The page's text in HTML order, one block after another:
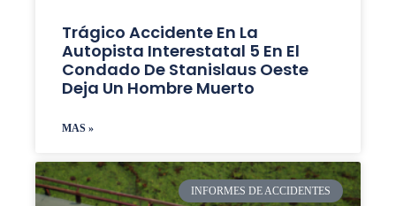
Trágico Accidente En La
Autopista Interestatal 5 En El
Condado De Stanislaus Oeste
Deja Un Hombre Muerto
MAS »
INFORMES DE ACCIDENTES